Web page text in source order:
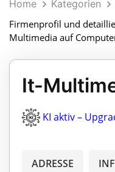
Home Kategorien
Firmenprofil und
Multimedia auf
It-
KI aktiv –
ADRESSE